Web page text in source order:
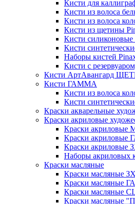
Кисти для
Кисти из волоса
Кисти из волоса
Кисти из щетины
Кисти силиконовые
Кисти
Наборы кистей
Кисти с
Кисти АртАвангард
Кисти ГАММА
Кисти из волоса
Кисти
Краски акварельные
Краски акриловые
Краски акриловые
Краски
Краски акриловые
Наборы акриловых
Краски масляные
Краски масляные
Краски масляные
Краски масляные
Краски масляные